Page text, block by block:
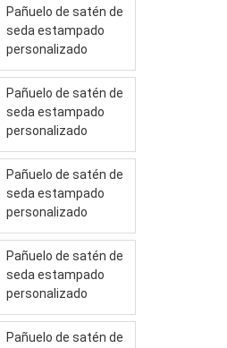
Pañuelo de satén de
seda estampado
personalizado
Pañuelo de satén de
seda estampado
personalizado
Pañuelo de satén de
seda estampado
personalizado
Pañuelo de satén de
seda estampado
personalizado
Pañuelo de satén de